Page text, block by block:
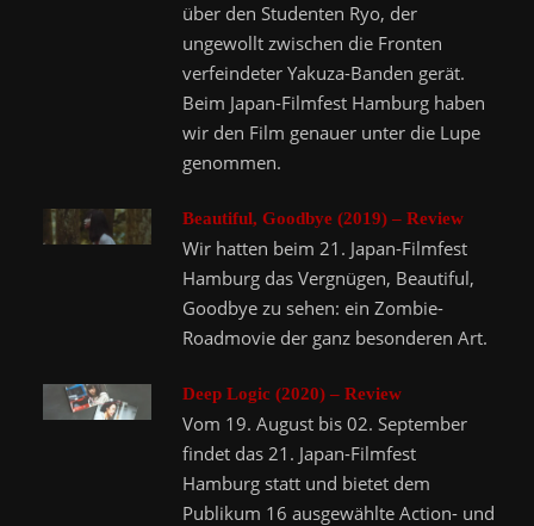
über den Studenten Ryo, der
ungewollt zwischen die Fronten
verfeindeter Yakuza-Banden gerät.
Beim Japan-Filmfest Hamburg haben
wir den Film genauer unter die Lupe
genommen.
Beautiful, Goodbye (2019) – Review
Wir hatten beim 21. Japan-Filmfest
Hamburg das Vergnügen, Beautiful,
Goodbye zu sehen: ein Zombie-
Roadmovie der ganz besonderen Art.
Deep Logic (2020) – Review
Vom 19. August bis 02. September
findet das 21. Japan-Filmfest
Hamburg statt und bietet dem
Publikum 16 ausgewählte Action- und